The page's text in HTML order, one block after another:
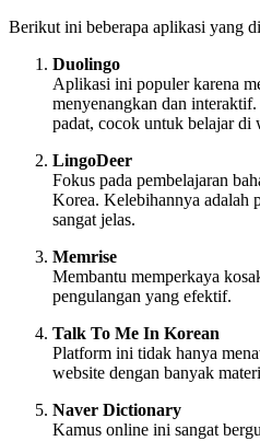
Berikut ini beberapa aplikasi yang
Duolingo
Aplikasi ini populer karena
menyenangkan dan
padat, cocok untuk belajar di
LingoDeer
Fokus pada pembelajaran
Korea. Kelebihannya adalah
sangat jelas.
Memrise
Membantu memperkaya
pengulangan yang efektif.
Talk To Me In Korean
Platform ini tidak hanya
website dengan banyak
Naver Dictionary
Kamus online ini sangat